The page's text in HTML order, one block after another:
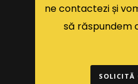
ne contactezi și
să răspundem
SOLICITĂ